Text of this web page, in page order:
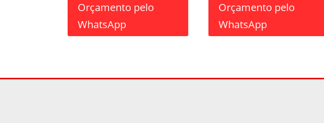
Orçamento pelo
WhatsApp
Orçamento pelo
WhatsApp